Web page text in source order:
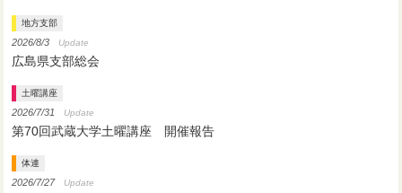
地方支部
2026/8/3 Update
広島県支部総会
土曜講座
2026/7/31 Update
第70回武蔵大学土曜講座 開催報告
体連
2026/7/27 Update